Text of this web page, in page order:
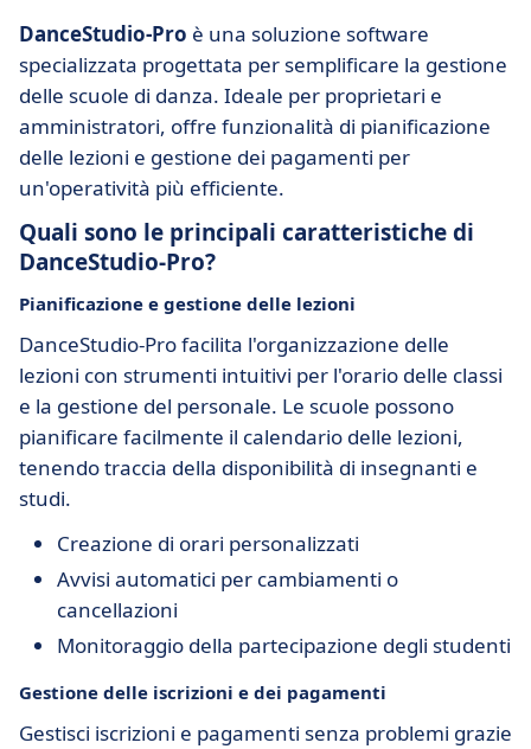
DanceStudio-Pro è una soluzione software
specializzata progettata per semplificare la gestione
delle scuole di danza. Ideale per proprietari e
amministratori, offre funzionalità di pianificazione
delle lezioni e gestione dei pagamenti per
un'operatività più efficiente.
Quali sono le principali caratteristiche di
DanceStudio-Pro?
Pianificazione e gestione delle lezioni
DanceStudio-Pro facilita l'organizzazione delle
lezioni con strumenti intuitivi per l'orario delle classi
e la gestione del personale. Le scuole possono
pianificare facilmente il calendario delle lezioni,
tenendo traccia della disponibilità di insegnanti e
studi.
Creazione di orari personalizzati
Avvisi automatici per cambiamenti o
cancellazioni
Monitoraggio della partecipazione degli studenti
Gestione delle iscrizioni e dei pagamenti
Gestisci iscrizioni e pagamenti senza problemi grazie